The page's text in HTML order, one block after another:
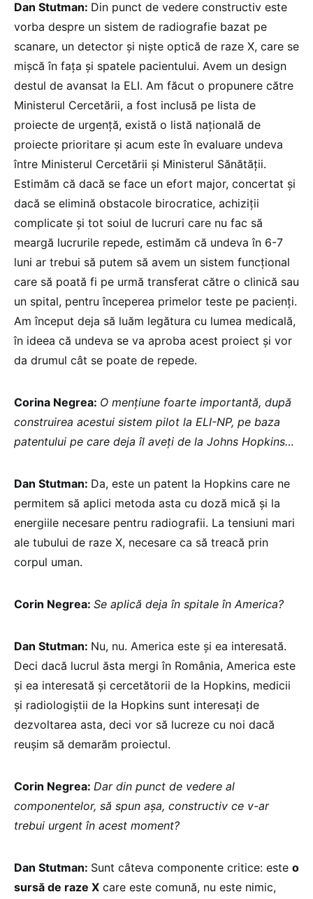
Dan Stutman: Din punct de vedere constructiv este
vorba despre un sistem de radiografie bazat pe
scanare, un detector și niște optică de raze X, care se
mișcă în fața și spatele pacientului. Avem un design
destul de avansat la ELI. Am făcut o propunere către
Ministerul Cercetării, a fost inclusă pe lista de
proiecte de urgență, există o listă națională de
proiecte prioritare și acum este în evaluare undeva
între Ministerul Cercetării și Ministerul Sănătății.
Estimăm că dacă se face un efort major, concertat și
dacă se elimină obstacole birocratice, achiziţii
complicate și tot soiul de lucruri care nu fac să
meargă lucrurile repede, estimăm că undeva în 6-7
luni ar trebui să putem să avem un sistem funcțional
care să poată fi pe urmă transferat către o clinică sau
un spital, pentru începerea primelor teste pe pacienți.
Am început deja să luăm legătura cu lumea medicală,
în ideea că undeva se va aproba acest proiect și vor
da drumul cât se poate de repede.
Corina Negrea: O mențiune foarte importantă, după
construirea acestui sistem pilot la ELI-NP, pe baza
patentului pe care deja îl aveți de la Johns Hopkins…
Dan Stutman: Da, este un patent la Hopkins care ne
permitem să aplici metoda asta cu doză mică și la
energiile necesare pentru radiografii. La tensiuni mari
ale tubului de raze X, necesare ca să treacă prin
corpul uman.
Corin Negrea: Se aplică deja în spitale în America?
Dan Stutman: Nu, nu. America este și ea interesată.
Deci dacă lucrul ăsta mergi în România, America este
și ea interesată și cercetătorii de la Hopkins, medicii
și radiologiştii de la Hopkins sunt interesați de
dezvoltarea asta, deci vor să lucreze cu noi dacă
reușim să demarăm proiectul.
Corin Negrea: Dar din punct de vedere al
componentelor, să spun așa, constructiv ce v-ar
trebui urgent în acest moment?
Dan Stutman: Sunt câteva componente critice: este o
sursă de raze X care este comună, nu este nimic,